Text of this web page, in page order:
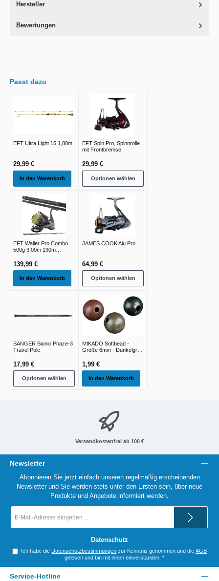
Hersteller
Bewertungen
Passt dazu
EFT Ultra Light 15 1,80m
29,99 €
In den Warenkorb
EFT Spin Pro, Spinnrolle
mit Frontbremse
29,99 €
Optionen wählen
EFT Waller Pro Combo
500g 3.00m 190m
139,99 €
In den Warenkorb
JAMES COOK Alu Pro
64,99 €
Optionen wählen
SÄNGER Bionic Phaze-3
Travel Pole
17,99 €
Optionen wählen
MIKADO Softbead -
Größe 6mm - Dunkelgrün
1,99 €
In den Warenkorb
Versandkostenfrei ab 100 €
Newsletter
Abonnieren Sie jetzt einfach unseren regelmäßig erscheinenden
Newsletter und Sie werden stets unter den Ersten sein, über neue
Produkte und Angebote informiert werden.
Mail-
Datenschutz
Ich habe die Datenschutzbestimmungen zur Kenntnis genommen und dieAGB
gelesen und bin mit ihnen einverstanden. *
Service-Hotline